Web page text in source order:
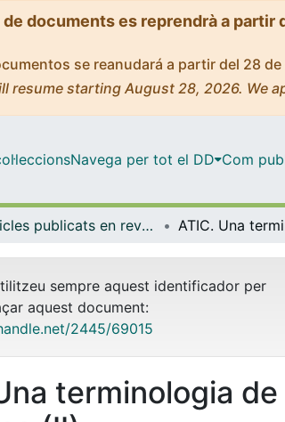
documents es reprendrà a partir
se reanudará a partir del 28
resume starting August 28, 2026. We
Navega per tot el DD Com
Articles publicats en revistes (Infermeria Fonamental i Clínica)
sempre aquest identificador per
aquest document:
2445/69015
terminologia de